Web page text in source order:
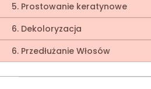
5. Prostowanie keratynowe
6. Dekoloryzacja
6. Przedłużanie Włosów